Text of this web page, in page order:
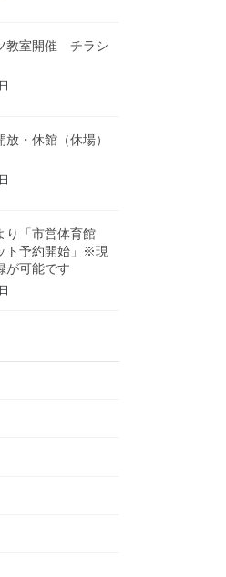
教室開催 チラシ
放・休館（休場）
り「市営体育館
予約開始」※現
可能です